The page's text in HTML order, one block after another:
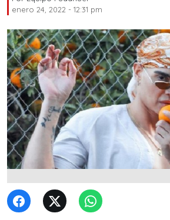
enero 24, 2022 - 12:31 pm